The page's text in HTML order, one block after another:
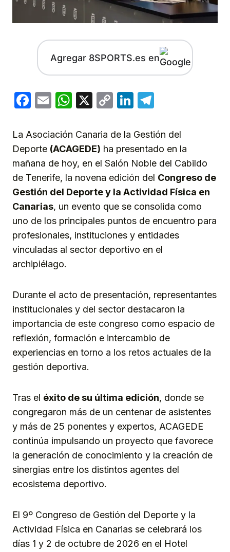
Agregar 8SPORTS.es en
Facebook
EmailWhatsApp
X
CopyLinkedIn
La Asociación Canaria de la Gestión del
Deporte (ACAGEDE) ha presentado en la
mañana de hoy, en el Salón Noble del Cabildo
de Tenerife, la novena edición del Congreso de
Gestión del Deporte y la Actividad Física en
Canarias, un evento que se consolida como
uno de los principales puntos de encuentro para
profesionales, instituciones y entidades
vinculadas al sector deportivo en el
archipiélago.
Durante el acto de presentación, representantes
institucionales y del sector destacaron la
importancia de este congreso como espacio de
reflexión, formación e intercambio de
experiencias en torno a los retos actuales de la
gestión deportiva.
Tras el éxito de su última edición, donde se
congregaron más de un centenar de asistentes
y más de 25 ponentes y expertos, ACAGEDE
continúa impulsando un proyecto que favorece
la generación de conocimiento y la creación de
sinergias entre los distintos agentes del
ecosistema deportivo.
El 9º Congreso de Gestión del Deporte y la
Actividad Física en Canarias se celebrará los
días 1 y 2 de octubre de 2026 en el Hotel